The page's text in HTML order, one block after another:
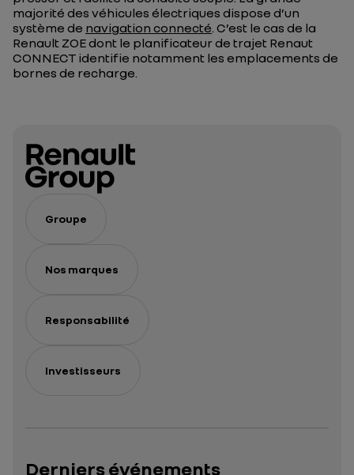
majorité des véhicules électriques dispose d’un
système de navigation connecté. C’est le cas de la
Renault ZOE dont le planificateur de trajet Renaut
CONNECT identifie notamment les emplacements de
bornes de recharge.
Groupe
Nos marques
Responsabilité
Investisseurs
Derniers événements